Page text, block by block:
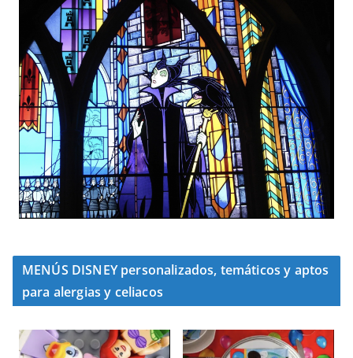
MENÚS DISNEY personalizados, temáticos y aptos
para alergias y celiacos